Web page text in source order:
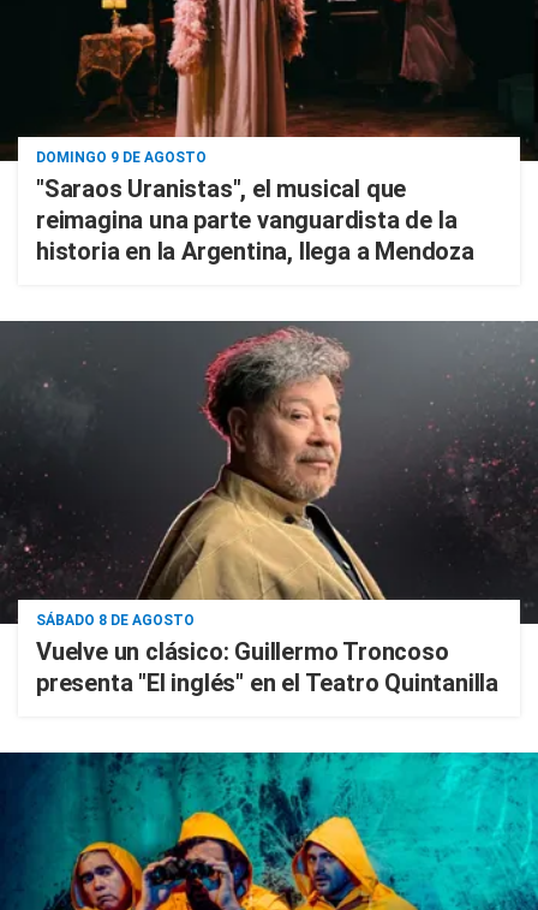
DOMINGO 9 DE AGOSTO
"Saraos Uranistas", el musical que
reimagina una parte vanguardista de la
historia en la Argentina, llega a Mendoza
SÁBADO 8 DE AGOSTO
Vuelve un clásico: Guillermo Troncoso
presenta "El inglés" en el Teatro Quintanilla